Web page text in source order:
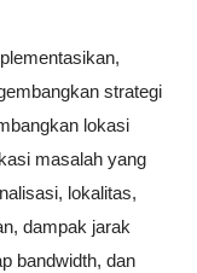
strategi
lokasi
masalah yang
lokalitas,
dampak jarak
bandwidth, dan